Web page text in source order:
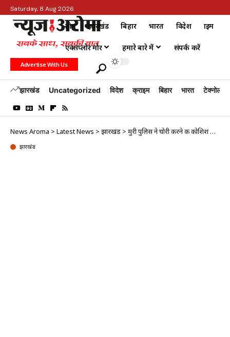
Saturday, 8 Aug 2026
होम झारखंड बिहार भारत विदेश क्राइम
एक्सप्लोर मोर हमारे बारे में संपर्क करें
Advertise With Us
झारखंड Uncategorized विदेश क्राइम बिहार भारत टेक्नोलॉजी
News Aroma > Latest News > झारखंड > मुरी पुलिस ने चोरी करने की कोशिश कर रहे दो युवक को किया अरेस्ट
झारखंड